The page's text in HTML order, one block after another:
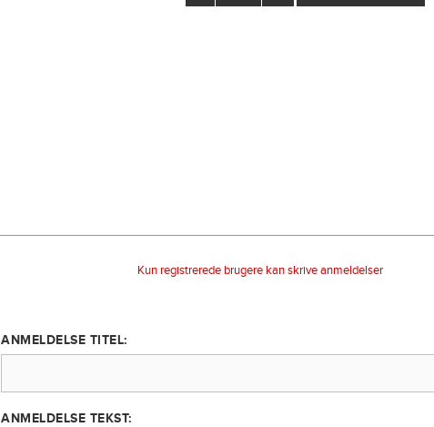
Kun registrerede brugere kan skrive anmeldelser
ANMELDELSE TITEL:
ANMELDELSE TEKST: